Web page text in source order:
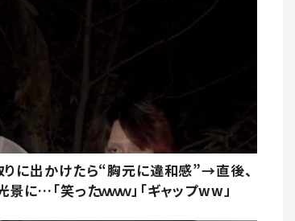
りに出かけたら“胸元に違和感”→直後、
に…「笑ったｗｗｗ」「ギャップww」